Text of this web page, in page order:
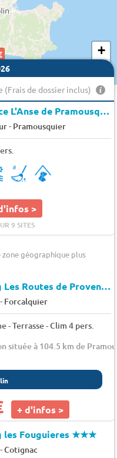
+
(Frais de dossier inclus)
Résidence L'Anse de Pramousquier
- Pramousquier
>
9 SITES
zone géographique plus
Camping Les Routes de Provence
- Forcalquier
- Terrasse - Clim 4 pers.
située à 104.5 km de
+ d'infos >
les Fouguieres★★★
-Cotignac